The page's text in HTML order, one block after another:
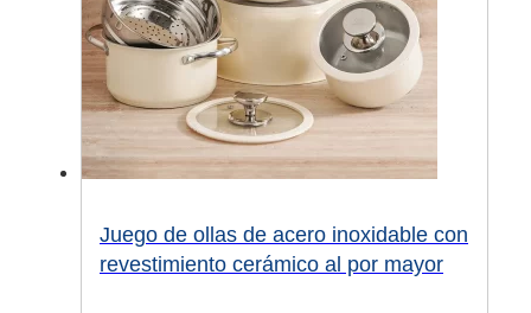
Juego de ollas de acero inoxidable con
revestimiento cerámico al por mayor